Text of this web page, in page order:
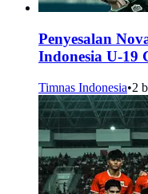
Penyesalan
Indonesia U-19
Timnas Indonesia•2